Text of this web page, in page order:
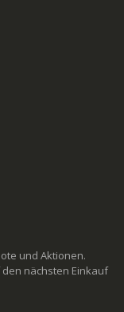
und Aktionen.
nächsten Einkauf